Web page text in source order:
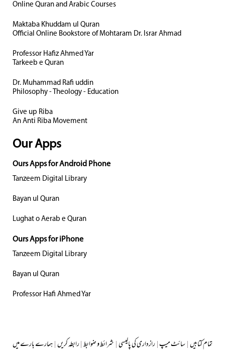
Online Quran and Arabic Courses
Maktaba Khuddam ul Quran
Official Online Bookstore of Mohtaram Dr. Israr Ahmad
Professor Hafiz Ahmed Yar
Tarkeeb e Quran
Dr. Muhammad Rafi uddin
Philosophy - Theology - Education
Give up Riba
An Anti Riba Movement
Our Apps
Ours Apps for Android Phone
Tanzeem Digital Library
Bayan ul Quran
Lughat o Aerab e Quran
Ours Apps for iPhone
Tanzeem Digital Library
Bayan ul Quran
Professor Hafi Ahmed Yar
ہمارے بارے میں|رابطہ کریں|شرائط و ضوابط|رازداری کی پالیسی|سائٹ میپ|تمام کتابیں